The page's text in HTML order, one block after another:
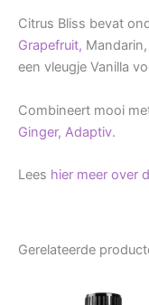
Citrus Bliss bevat
Grapefruit, Mandarin,
een vleugje Vanilla
Combineert mooi
Ginger, Adaptiv.
Lees hier meer over
Gerelateerde